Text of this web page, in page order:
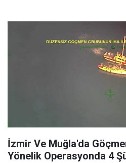
İzmir Ve Muğla'da
Yönelik Operasyonda 4